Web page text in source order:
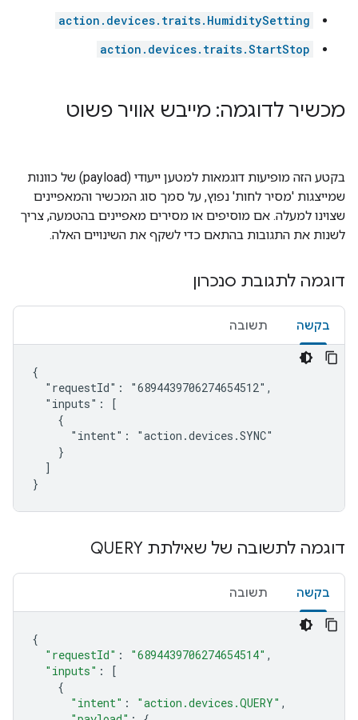
action.devices.traits.HumiditySetting
action.devices.traits.StartStop
מכשיר לדוגמה: מייבש אוויר פשוט
בקטע הזה מופיעות דוגמאות למטען ייעודי (payload) של כוונות
שמייצגות 'מסיר לחות' נפוץ, על סמך סוג המכשיר והמאפיינים
שצוינו למעלה. אם מוסיפים או מסירים מאפיינים בהטמעה, צריך
לשנות את התגובות בהתאם כדי לשקף את השינויים האלה.
דוגמה לתגובת סנכרון
בקשה תשובה
{
  "requestId": "6894439706274654512",
  "inputs": [
    {
      "intent": "action.devices.SYNC"
    }
  ]
}
דוגמה לתשובה של שאילתת QUERY
בקשה תשובה
{
"requestId" : "6894439706274654514" ,
"inputs" :
[
{
"intent" : "action.devices.QUERY" ,